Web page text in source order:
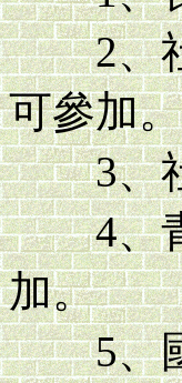
2、社
可參加。
3、社
4、青
加。
5、國